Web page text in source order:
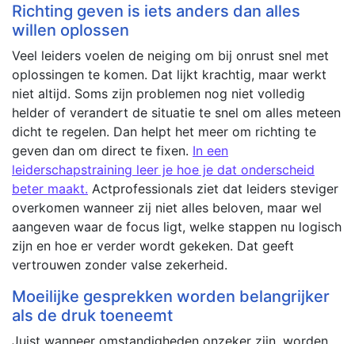
Richting geven is iets anders dan alles
willen oplossen
Veel leiders voelen de neiging om bij onrust snel met
oplossingen te komen. Dat lijkt krachtig, maar werkt
niet altijd. Soms zijn problemen nog niet volledig
helder of verandert de situatie te snel om alles meteen
dicht te regelen. Dan helpt het meer om richting te
geven dan om direct te fixen. In een
leiderschapstraining leer je hoe je dat onderscheid
beter maakt. Actprofessionals ziet dat leiders steviger
overkomen wanneer zij niet alles beloven, maar wel
aangeven waar de focus ligt, welke stappen nu logisch
zijn en hoe er verder wordt gekeken. Dat geeft
vertrouwen zonder valse zekerheid.
Moeilijke gesprekken worden belangrijker
als de druk toeneemt
Juist wanneer omstandigheden onzeker zijn, worden